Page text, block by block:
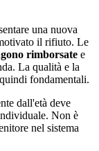
una nuova
il rifiuto. Le
rimborsate e
La qualità e la
fondamentali.
dall'età deve
Non è
nel sistema